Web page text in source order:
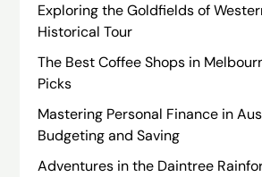
Exploring the Goldfields of
Historical Tour
The Best Coffee Shops in
Picks
Mastering Personal Finance in
Budgeting and Saving
Adventures in the Daintree